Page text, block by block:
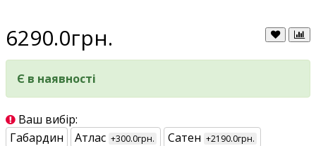
6290.0грн.
Є в наявності
Ваш вибір:
Габардин
Атлас +300.0грн. Сатен +2190.0грн.